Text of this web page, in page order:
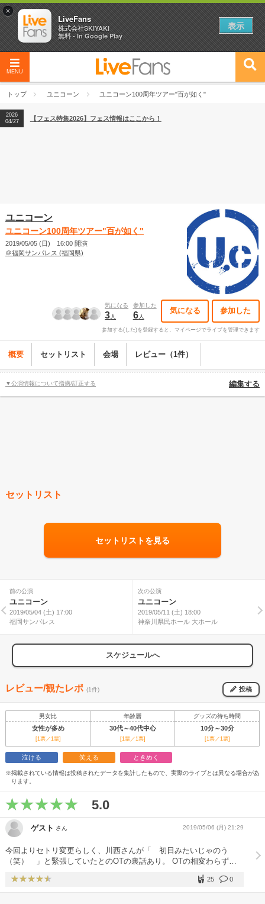
MENU
トップ ユニコーン ユニコーン100周年ツアー"百が如く"
2026
04/27
2026
【ライブ動員ランキング】2026年上半期編発表！
2026
04/27
【フェス特集2026】フェス情報はここから！
ユニコーン
ユニコーン100周年ツアー"百が如く"
2019/05/05 (日) 16:00 開演
＠福岡サンパレス (福岡県)
気になる
3人
参加した
6人
気になる 参加した
参加する(した)を登録すると、マイページでライブを管理できます
概要 セットリスト 会場 レビュー（1件）
▼公演情報について指摘/訂正する 編集する
セットリスト
セットリストを見る
前の公演
ユニコーン
2019/05/04 (土) 17:00
福岡サンパレス
次の公演
ユニコーン
2019/05/11 (土) 18:00
神奈川県民ホール 大ホール
スケジュールへ
レビュー/観たレポ (1件) 投稿
男女比 年齢層 グッズの待ち時間
女性が多め 30代～40代中心 10分～30分
[1票／1票] [1票／1票] [1票／1票]
泣ける 笑える ときめく
※掲載されている情報は投稿されたデータを集計したもので、実際のライブとは異なる場合があ
ります。
5.0
ゲスト さん 2019/05/06 (月) 21:29
今回よりセトリ変更らしく、川西さんが「 初日みたいじゃのう
（笑） 」と緊張していたとのOTの裏話あり。 OTの相変わらずの
わり、良かったです。
0
25
×
LiveFans
株式会社SKIYAKI
無料 - In Google Play
表示